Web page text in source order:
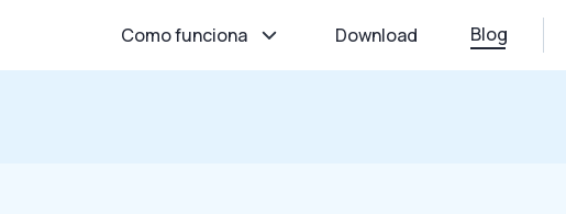
Como funciona Download Blog